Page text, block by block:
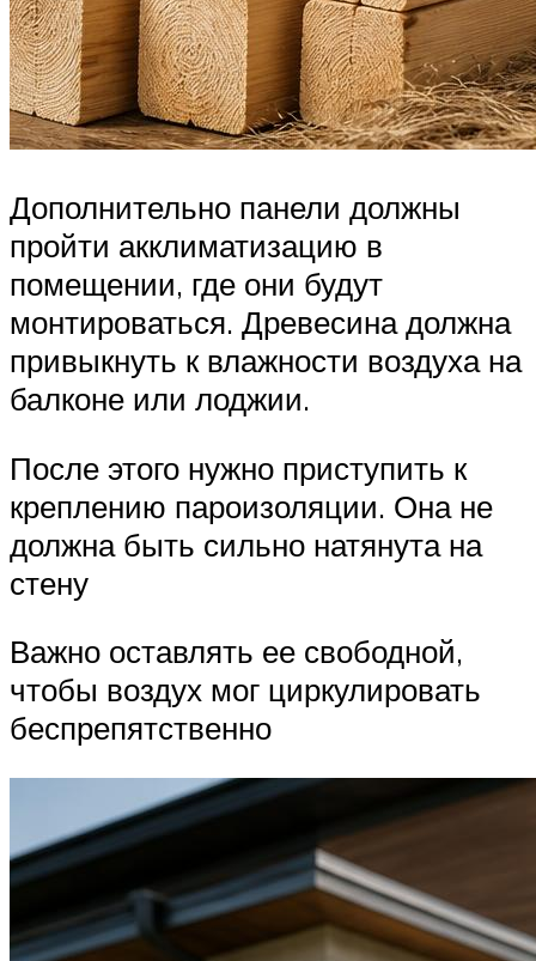
Дополнительно панели должны
пройти акклиматизацию в
помещении, где они будут
монтироваться. Древесина должна
привыкнуть к влажности воздуха на
балконе или лоджии.
После этого нужно приступить к
креплению пароизоляции. Она не
должна быть сильно натянута на
стену
Важно оставлять ее свободной,
чтобы воздух мог циркулировать
беспрепятственно